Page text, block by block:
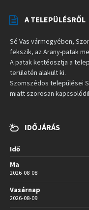
A TELEPÜLÉSRŐL
Sé Vas vármegyében,
fekszik, az Arany-patak
A patak kettéosztja a
területén alakult ki.
Szomszédos települései
miatt szorosan
IDŐJÁRÁS
Idő
Ma
2026-08-08
Vasárnap
2026-08-09